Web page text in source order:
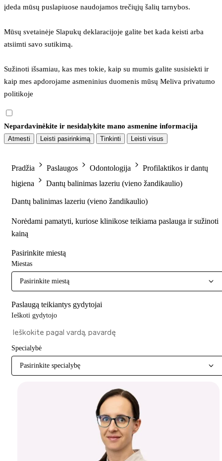
įdeda mūsų puslapiuose naudojamos trečiųjų šalių tarnybos.
Mūsų svetainėje Slapukų deklaracijoje galite bet kada keisti arba
atsiimti savo sutikimą.
Sužinoti išsamiau, kas mes tokie, kaip su mumis galite susisiekti ir
kaip mes apdorojame asmeninius duomenis mūsų Meliva privatumo
politikoje
Nepardavinėkite ir nesidalykite mano asmenine informacija
Atmesti Leisti pasirinkimą Tinkinti Leisti visus
Pradžia Paslaugos Odontologija
Profilaktikos ir dantų
higiena
Dantų balinimas lazeriu (vieno žandikaulio)
Dantų balinimas lazeriu (vieno žandikaulio)
Norėdami pamatyti, kuriose klinikose teikiama paslauga ir sužinoti
kainą
Pasirinkite miestą
Miestas
Pasirinkite miestą
Paslaugą teikiantys gydytojai
Ieškoti gydytojo
Specialybė
Pasirinkite specialybę